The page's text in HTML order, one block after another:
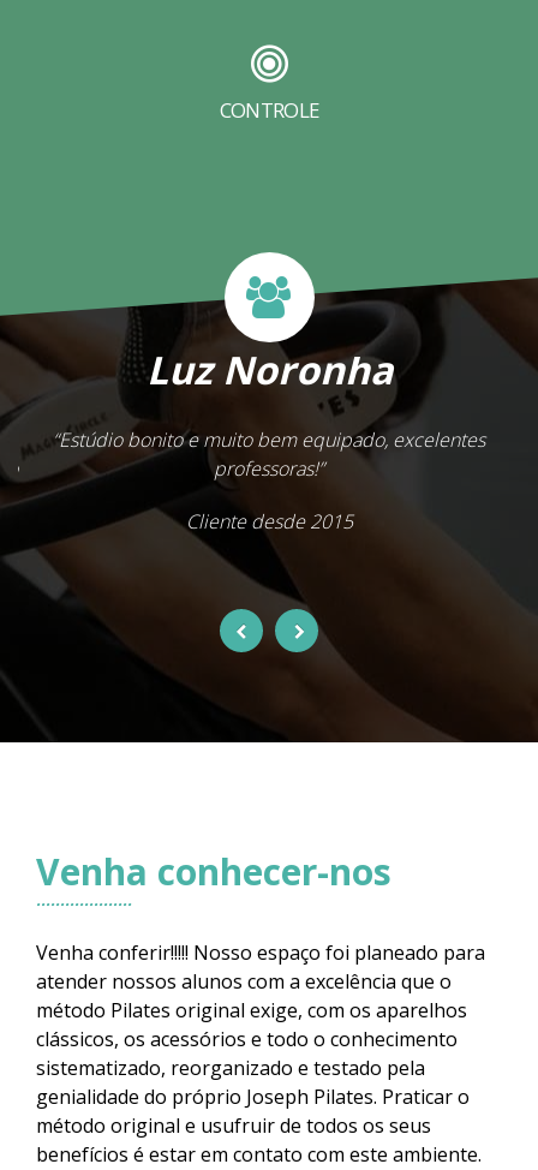
CONTROLE
Luz Noronha
“Estúdio bonito e muito bem equipado, excelentes
professoras!”
Cliente desde 2015
Venha conhecer-nos
Venha conferir!!!!! Nosso espaço foi planeado para
atender nossos alunos com a excelência que o
método Pilates original exige, com os aparelhos
clássicos, os acessórios e todo o conhecimento
sistematizado, reorganizado e testado pela
genialidade do próprio Joseph Pilates. Praticar o
método original e usufruir de todos os seus
benefícios é estar em contato com este ambiente.